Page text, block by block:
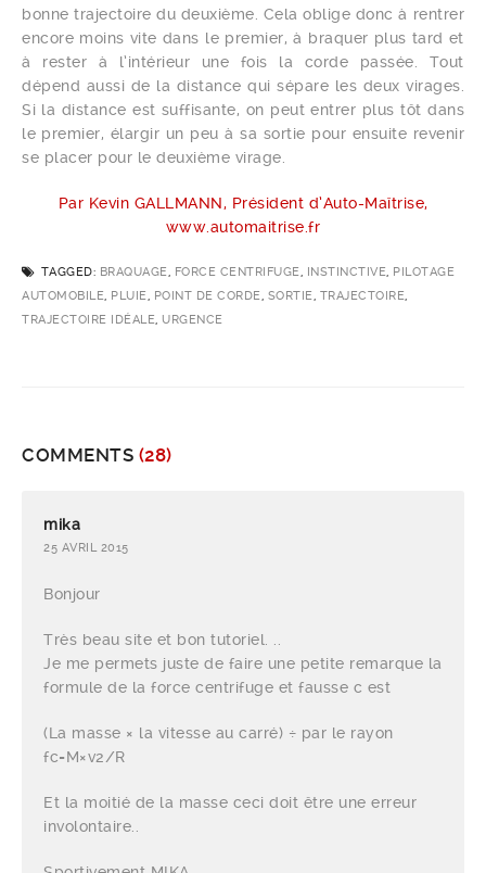
bonne trajectoire du deuxième. Cela oblige donc à rentrer
encore moins vite dans le premier, à braquer plus tard et
à rester à l’intérieur une fois la corde passée. Tout
dépend aussi de la distance qui sépare les deux virages.
Si la distance est suffisante, on peut entrer plus tôt dans
le premier, élargir un peu à sa sortie pour ensuite revenir
se placer pour le deuxième virage.
Par Kevin GALLMANN, Président d’Auto-Maîtrise,
www.automaitrise.fr
TAGGED: BRAQUAGE, FORCE CENTRIFUGE, INSTINCTIVE, PILOTAGE
AUTOMOBILE, PLUIE, POINT DE CORDE, SORTIE, TRAJECTOIRE,
TRAJECTOIRE IDÉALE, URGENCE
COMMENTS (28)
mika
25 AVRIL 2015
Bonjour
Très beau site et bon tutoriel. ..
Je me permets juste de faire une petite remarque la
formule de la force centrifuge et fausse c est
(La masse × la vitesse au carré) ÷ par le rayon
fc=M×v2/R
Et la moitié de la masse ceci doit être une erreur
involontaire..